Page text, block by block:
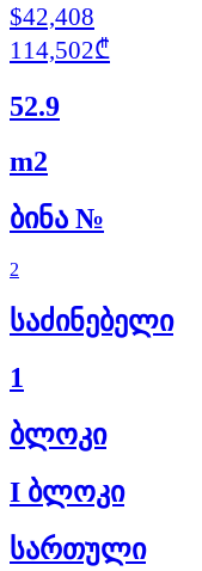
$42,408
114,502₾
52.9
m2
ბინა №
2
საძინებელი
1
ბლოკი
I ბლოკი
სართული